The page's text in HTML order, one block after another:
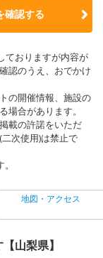
確認する
ておりますが内容が
認のうえ、おでかけ
の開催情報、施設の
場合があります。
載の許諾をいただ
次使用)は禁止で
地図・アクセス
山梨県】